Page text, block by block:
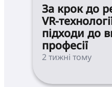
За крок до
VR-
підходи до
професії
2 тижні тому